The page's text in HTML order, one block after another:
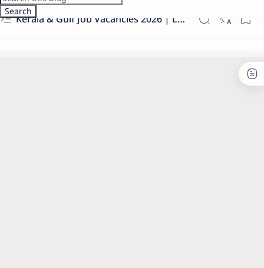
Kerala & Gulf Job Vacancies 2026 | Latest Govt & Private Jobs